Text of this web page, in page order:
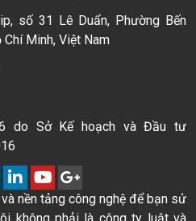
số 31 Lê Duẩn, Phường Bến
Chí Minh, Việt Nam
do Sở Kế hoạch và Đầu tư
nền tảng công nghệ để bạn sử